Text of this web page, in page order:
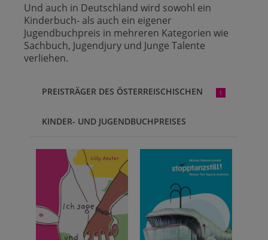
Und auch in Deutschland wird sowohl ein
Kinderbuch- als auch ein eigener
Jugendbuchpreis in mehreren Kategorien wie
Sachbuch, Jugendjury und Junge Talente
verliehen.
PREISTRÄGER DES ÖSTERREISCHISCHEN
KINDER- UND JUGENDBUCHPREISES
1